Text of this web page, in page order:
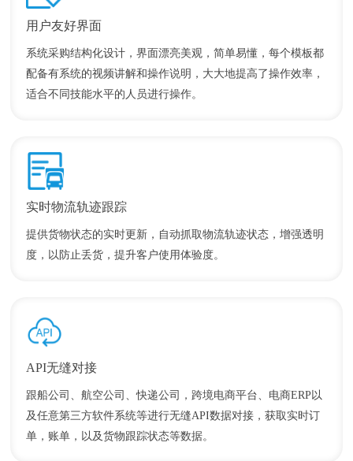
用户友好界面
系统采购结构化设计，界面漂亮美观，简单易懂，每个模板都
配备有系统的视频讲解和操作说明，大大地提高了操作效率，
适合不同技能水平的人员进行操作。
实时物流轨迹跟踪
提供货物状态的实时更新，自动抓取物流轨迹状态，增强透明
度，以防止丢货，提升客户使用体验度。
API无缝对接
跟船公司、航空公司、快递公司，跨境电商平台、电商ERP以
及任意第三方软件系统等进行无缝API数据对接，获取实时订
单，账单，以及货物跟踪状态等数据。